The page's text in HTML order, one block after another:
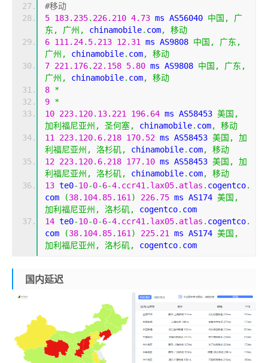
#移动
5 183.235. 226.210 4.73 ms AS56040 中国,
广
东,
广州, chinamobile. com,
移动
6 111.24. 5.213 12.31 ms AS9808 中国,
广东,
广州,
chinamobile. com,
移动
7 221.176. 22.158 5.80 ms AS9808 中国,
广东,
广州,
chinamobile. com,
移动
8 *
9 *
10 223.120. 13.221 196.64 ms AS58453 美国,
加利福尼亚州,
圣何塞, chinamobile. com,
移动
11
223.120. 6.218 170.52 ms AS58453 美国,
加
利福尼亚州,
洛杉矶, chinamobile. com,
移动
12 223.120. 6.218 177.10 ms AS58453 美国,
加
利福尼亚州,
洛杉矶, chinamobile. com,
移动
13 te0-10-0-6-4.ccr41.lax05.atlas . cogentco.
com
(38.104. 85.161 ) 226.75 ms AS174 美国,
加利福尼亚州,
洛杉矶, cogentco. com
14 te0-10-0-6-4.ccr41.lax05.atlas . cogentco.
com
(38.104. 85.161 ) 225.21 ms AS174 美国,
加利福尼亚州,
洛杉矶, cogentco. com
国内延迟